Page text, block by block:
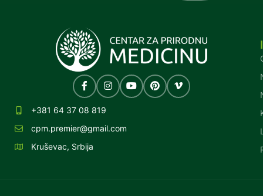
+381 64 37 08 819
cpm.premier@gmail.com
Kruševac, Srbija